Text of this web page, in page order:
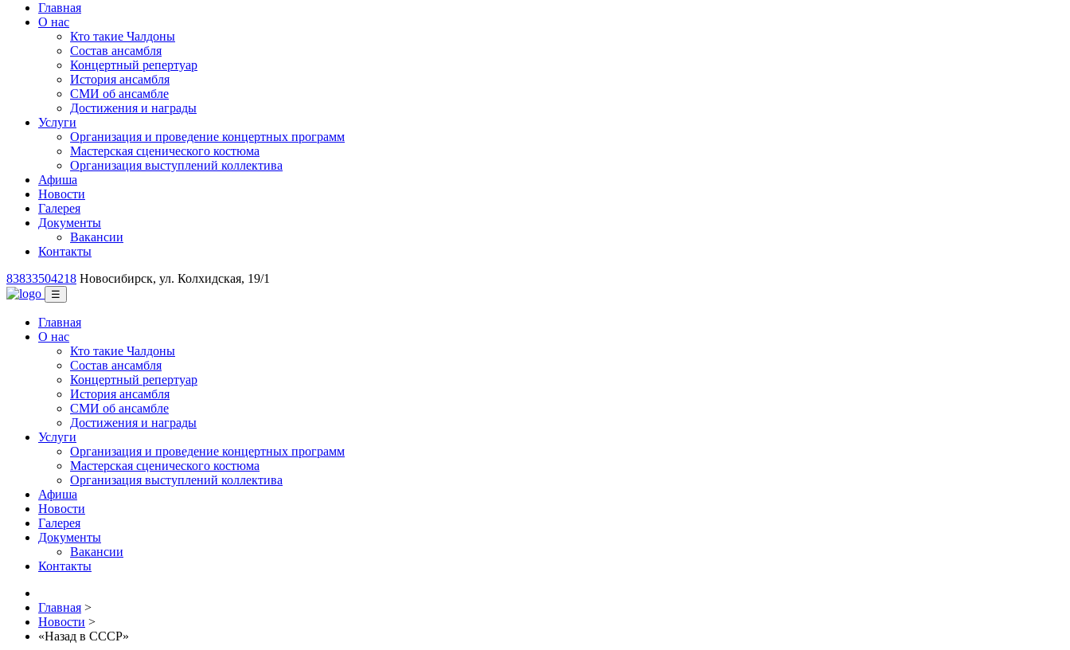
Главная
О нас
Кто такие Чалдоны
Состав ансамбля
Концертный репертуар
История ансамбля
СМИ об ансамбле
Достижения и награды
Услуги
Организация и проведение концертных программ
Мастерская сценического костюма
Организация выступлений коллектива
Афиша
Новости
Галерея
Документы
Вакансии
Контакты
83833504218 Новосибирск, ул. Колхидская, 19/1
☰
Главная
О нас
Кто такие Чалдоны
Состав ансамбля
Концертный репертуар
История ансамбля
СМИ об ансамбле
Достижения и награды
Услуги
Организация и проведение концертных программ
Мастерская сценического костюма
Организация выступлений коллектива
Афиша
Новости
Галерея
Документы
Вакансии
Контакты
Главная >
Новости >
«Назад в СССР»